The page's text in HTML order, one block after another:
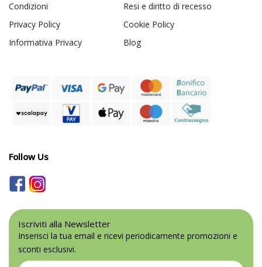
Condizioni
Resi e diritto di recesso
Privacy Policy
Cookie Policy
Informativa Privacy
Blog
Follow Us
Iscriviti alla Newsletter
Inserisci la tua email e ricevi periodicamente promozioni e
sconti esclusivi.